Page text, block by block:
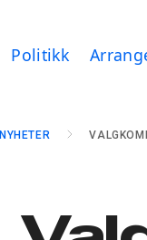
Politikk
NYHETER